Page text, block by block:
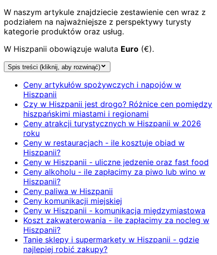
W naszym artykule znajdziecie zestawienie cen wraz z
podziałem na najważniejsze z perspektywy turysty
kategorie produktów oraz usług.
W Hiszpanii obowiązuje waluta Euro (€).
Spis treści (kliknij, aby rozwinąć)
Ceny artykułów spożywczych i napojów w
Hiszpanii
Czy w Hiszpanii jest drogo? Różnice cen pomiędzy
hiszpańskimi miastami i regionami
Ceny atrakcji turystycznych w Hiszpanii w 2026
roku
Ceny w restauracjach - ile kosztuje obiad w
Hiszpanii?
Ceny w Hiszpanii - uliczne jedzenie oraz fast food
Ceny alkoholu - ile zapłacimy za piwo lub wino w
Hiszpanii?
Ceny paliwa w Hiszpanii
Ceny komunikacji miejskiej
Ceny w Hiszpanii - komunikacja międzymiastowa
Koszt zakwaterowania - ile zapłacimy za nocleg w
Hiszpanii?
Tanie sklepy i supermarkety w Hiszpanii - gdzie
najlepiej robić zakupy?